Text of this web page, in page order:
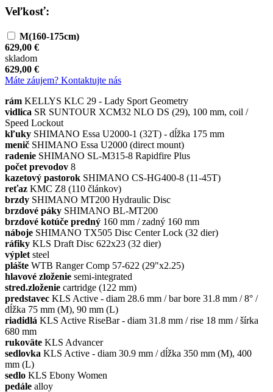
Veľkosť:
M(160-175cm)
629,00 €
skladom
629,00 €
Máte záujem? Kontaktujte nás
rám KELLYS KLC 29 - Lady Sport Geometry
vidlica SR SUNTOUR XCM32 NLO DS (29), 100 mm, coil /
Speed Lockout
kľuky SHIMANO Essa U2000-1 (32T) - dĺžka 175 mm
menič SHIMANO Essa U2000 (direct mount)
radenie SHIMANO SL-M315-8 Rapidfire Plus
počet prevodov 8
kazetový pastorok SHIMANO CS-HG400-8 (11-45T)
reťaz KMC Z8 (110 článkov)
brzdy SHIMANO MT200 Hydraulic Disc
brzdové páky SHIMANO BL-MT200
brzdové kotúče predný 160 mm / zadný 160 mm
náboje SHIMANO TX505 Disc Center Lock (32 dier)
ráfiky KLS Draft Disc 622x23 (32 dier)
výplet steel
plášte WTB Ranger Comp 57-622 (29"x2.25)
hlavové zloženie semi-integrated
stred.zloženie cartridge (122 mm)
predstavec KLS Active - diam 28.6 mm / bar bore 31.8 mm / 8° /
dĺžka 75 mm (M), 90 mm (L)
riadidlá KLS Active RiseBar - diam 31.8 mm / rise 18 mm / šírka
680 mm
rukoväte KLS Advancer
sedlovka KLS Active - diam 30.9 mm / dĺžka 350 mm (M), 400
mm (L)
sedlo KLS Ebony Women
pedále alloy